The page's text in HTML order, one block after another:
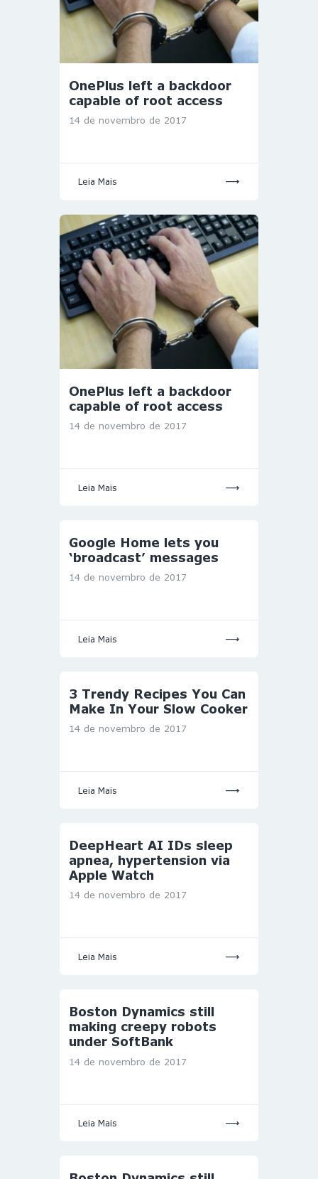
OnePlus left a backdoor
capable of root access
14 de novembro de 2017
Leia Mais
OnePlus left a backdoor
capable of root access
14 de novembro de 2017
Leia Mais
Google Home lets you
‘broadcast’ messages
14 de novembro de 2017
Leia Mais
3 Trendy Recipes You Can
Make In Your Slow Cooker
14 de novembro de 2017
Leia Mais
DeepHeart AI IDs sleep
apnea, hypertension via
Apple Watch
14 de novembro de 2017
Leia Mais
Boston Dynamics still
making creepy robots
under SoftBank
14 de novembro de 2017
Leia Mais